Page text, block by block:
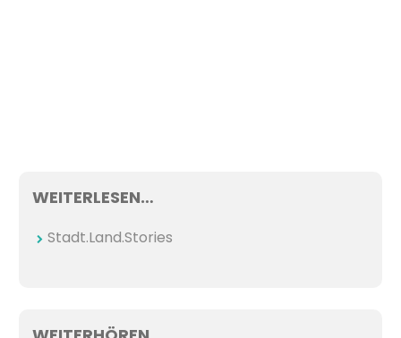
WEITERLESEN…
Stadt.Land.Stories